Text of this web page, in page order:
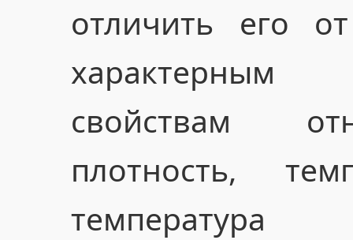
отличить его
характерным
свойствам
плотность,